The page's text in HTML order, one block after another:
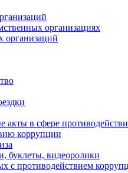
организациях
организаций
в сфере
коррупции
буклеты, видеоролики
с противодействием